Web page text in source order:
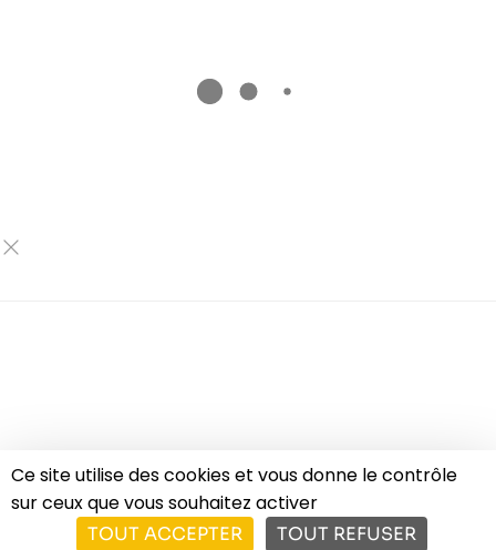
Ce site utilise des cookies et vous donne le contrôle
sur ceux que vous souhaitez activer
TOUT ACCEPTER TOUT REFUSER